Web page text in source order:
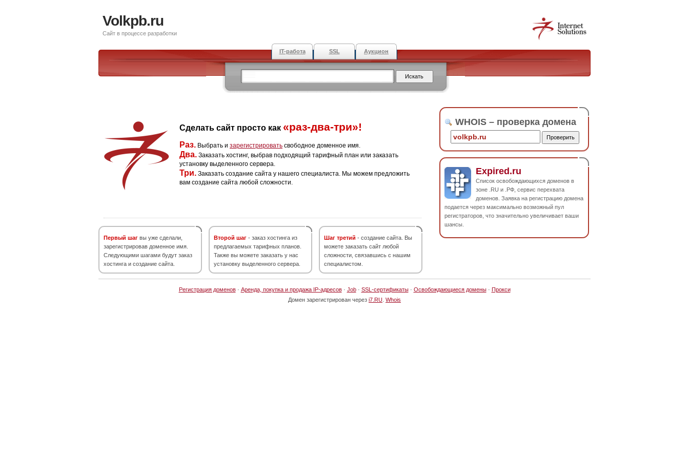
Volkpb.ru
Сайт в процессе разработки
IT-работа SSL Аукцион
Сделать сайт просто как «раз-два-три»!
Раз. Выбрать и зарегистрировать свободное доменное имя.
Два. Заказать хостинг, выбрав подходящий тарифный план или заказать
установку выделенного сервера.
Три. Заказать создание сайта у нашего специалиста. Мы можем предложить
вам создание сайта любой сложности.
Первый шаг вы уже сделали,
зарегистрировав доменное имя.
Следующими шагами будут заказ
хостинга и создание сайта.
Второй шаг - заказ хостинга из
предлагаемых тарифных планов.
Также вы можете заказать у нас
установку выделенного сервера.
Шаг третий - создание сайта. Вы
можете заказать сайт любой
сложности, связавшись с нашим
специалистом.
WHOIS – проверка домена
Expired.ru
Список освобождающихся доменов в
зоне .RU и .РФ, сервис перехвата
доменов. Заявка на регистрацию домена
подается через максимально возможный пул
регистраторов, что значительно увеличивает ваши
шансы.
Регистрация доменов· Аренда, покупка и продажа IP-адресов· Job· SSL-сертификаты· Освобождающиеся домены· Прокси
Домен зарегистрирован через i7.RU Whois